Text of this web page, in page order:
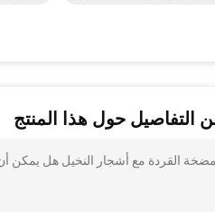
التفاصيل حول هذا المنتج
المضخة القردة مع أشجار النخيل هل